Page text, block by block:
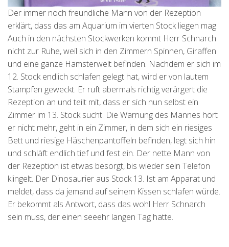
Der immer noch freundliche Mann von der Rezeption
erklärt, dass das am Aquarium im vierten Stock liegen mag.
Auch in den nächsten Stockwerken kommt Herr Schnarch
nicht zur Ruhe, weil sich in den Zimmern Spinnen, Giraffen
und eine ganze Hamsterwelt befinden. Nachdem er sich im
12. Stock endlich schlafen gelegt hat, wird er von lautem
Stampfen geweckt. Er ruft abermals richtig verärgert die
Rezeption an und teilt mit, dass er sich nun selbst ein
Zimmer im 13. Stock sucht. Die Warnung des Mannes hört
er nicht mehr, geht in ein Zimmer, in dem sich ein riesiges
Bett und riesige Häschenpantoffeln befinden, legt sich hin
und schläft endlich tief und fest ein. Der nette Mann von
der Rezeption ist etwas besorgt, bis wieder sein Telefon
klingelt. Der Dinosaurier aus Stock 13. Ist am Apparat und
meldet, dass da jemand auf seinem Kissen schlafen würde.
Er bekommt als Antwort, dass das wohl Herr Schnarch
sein muss, der einen seeehr langen Tag hatte.